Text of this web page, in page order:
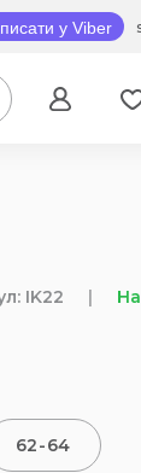
у Viber
IK22 |
62-64